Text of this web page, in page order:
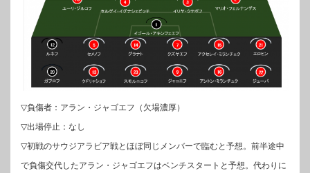
▽負傷者：アラン・ジャゴエフ（欠場濃厚）
▽出場停止：なし
▽初戦のサウジアラビア戦とほぼ同じメンバーで臨むと予想。前半途中
で負傷交代したアラン・ジャゴエフはベンチスタートと予想。代わりに